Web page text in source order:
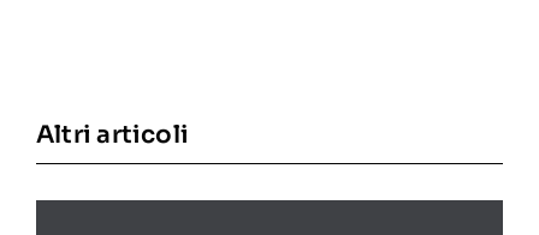
Altri articoli